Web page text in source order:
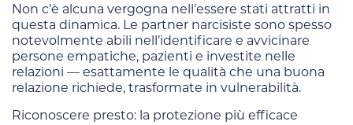
Non c’è alcuna vergogna nell’essere stati attratti in
questa dinamica. Le partner narcisiste sono spesso
notevolmente abili nell’identificare e avvicinare
persone empatiche, pazienti e investite nelle
relazioni — esattamente le qualità che una buona
relazione richiede, trasformate in vulnerabilità.
Riconoscere presto: la protezione più efficace